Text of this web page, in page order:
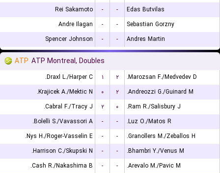
Rei Sakamoto
- -
Edas Butvilas
Andre Ilagan
- -
Sebastian Gorzny
Spencer Johnson
- - Andres Martin
ATP ATP Montreal, Doubles
Draxl L./Harper C. ۱ ۲
Marozsan F./Medvedev D.
Krajicek A./Mektic N.
۰ ۲
Andreozzi G./Guinard M.
Cabral F./Tracy J.
۲ ۰
Ram R./Salisbury J.
Bolelli S./Vavassori A.
- -
Luz O./Matos R.
Nys H./Roger-Vasselin E.
- -
Granollers M./Zeballos H.
Harrison C./Skupski N.
- -
Bhambri Y./Venus M.
Cash R./Nakashima B.
- -
Arevalo M./Pavic M.